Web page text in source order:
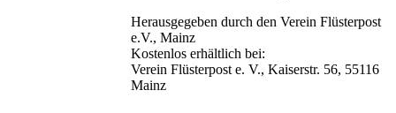
Herausgegeben durch den Verein Flüsterpost
e.V., Mainz
Kostenlos erhältlich bei:
Verein Flüsterpost e. V., Kaiserstr. 56, 55116
Mainz